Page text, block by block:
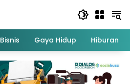
Bisnis Gaya Hidup Hiburan